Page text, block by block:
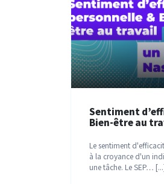
Sentiment
Bien-être au
Le sentiment
à la croyance d'un
une tâche. Le SEP…